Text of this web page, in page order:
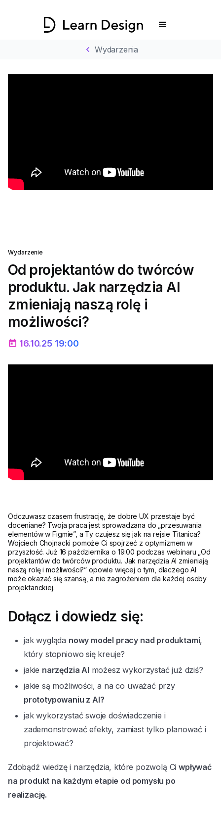
chevron_left Wydarzenia
Wydarzenie
Od projektantów do twórców
produktu. Jak narzędzia AI
zmieniają naszą rolę i
możliwości?
today 16.10.25 19:00
Odczuwasz czasem frustrację, że dobre UX przestaje być
doceniane? Twoja praca jest sprowadzana do „przesuwania
elementów w Figmie”, a Ty czujesz się jak na rejsie Titanica?
Wojciech Chojnacki pomoże Ci spojrzeć z optymizmem w
przyszłość. Już 16 października o 19:00 podczas webinaru „Od
projektantów do twórców produktu. Jak narzędzia AI zmieniają
naszą rolę i możliwości?” opowie więcej o tym, dlaczego AI
może okazać się szansą, a nie zagrożeniem dla każdej osoby
projektanckiej.
Dołącz i dowiedz się:
jak wygląda nowy model pracy nad produktami,
który stopniowo się kreuje?
jakie narzędzia AI możesz wykorzystać już dziś?
jakie są możliwości, a na co uważać przy
prototypowaniu z AI?
jak wykorzystać swoje doświadczenie i
zademonstrować efekty, zamiast tylko planować i
projektować?
Zdobądź wiedzę i narzędzia, które pozwolą Ciwpływać
na produkt na każdym etapie od pomysłu po
realizację.